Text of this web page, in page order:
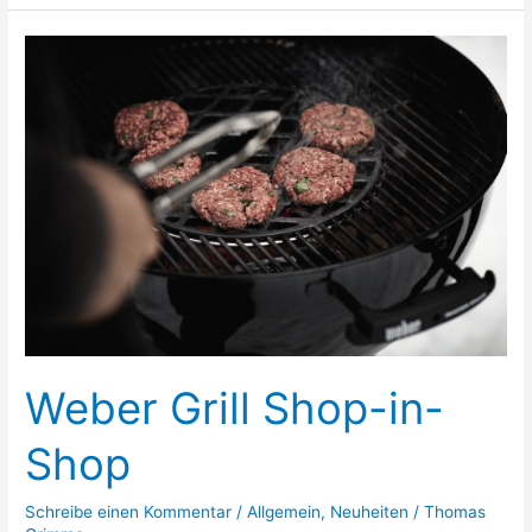
Partner
Weber Grill Shop-in-
Shop
Schreibe einen Kommentar /Allgemein, Neuheiten /Thomas